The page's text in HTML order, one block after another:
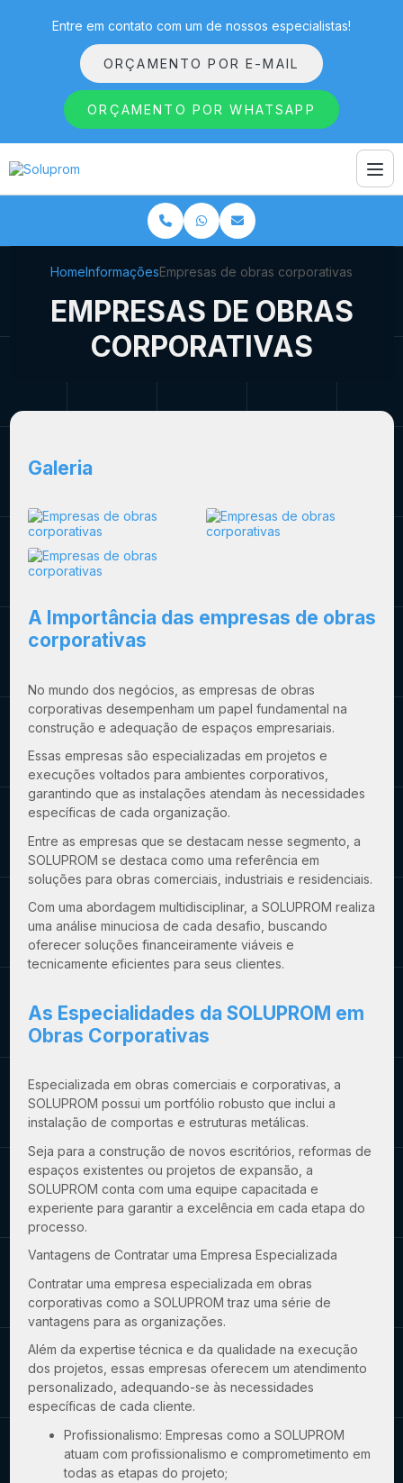
Entre em contato com um de nossos especialistas!
ORÇAMENTO POR E-MAIL
ORÇAMENTO POR WHATSAPP
HomeInformaçõesEmpresas de obras corporativas
EMPRESAS DE OBRAS
CORPORATIVAS
Galeria
A Importância das empresas de obras
corporativas
No mundo dos negócios, as empresas de obras
corporativas desempenham um papel fundamental na
construção e adequação de espaços empresariais.
Essas empresas são especializadas em projetos e
execuções voltados para ambientes corporativos,
garantindo que as instalações atendam às necessidades
específicas de cada organização.
Entre as empresas que se destacam nesse segmento, a
SOLUPROM se destaca como uma referência em
soluções para obras comerciais, industriais e residenciais.
Com uma abordagem multidisciplinar, a SOLUPROM realiza
uma análise minuciosa de cada desafio, buscando
oferecer soluções financeiramente viáveis e
tecnicamente eficientes para seus clientes.
As Especialidades da SOLUPROM em
Obras Corporativas
Especializada em obras comerciais e corporativas, a
SOLUPROM possui um portfólio robusto que inclui a
instalação de comportas e estruturas metálicas.
Seja para a construção de novos escritórios, reformas de
espaços existentes ou projetos de expansão, a
SOLUPROM conta com uma equipe capacitada e
experiente para garantir a excelência em cada etapa do
processo.
Vantagens de Contratar uma Empresa Especializada
Contratar uma empresa especializada em obras
corporativas como a SOLUPROM traz uma série de
vantagens para as organizações.
Além da expertise técnica e da qualidade na execução
dos projetos, essas empresas oferecem um atendimento
personalizado, adequando-se às necessidades
específicas de cada cliente.
Profissionalismo: Empresas como a SOLUPROM
atuam com profissionalismo e comprometimento em
todas as etapas do projeto;